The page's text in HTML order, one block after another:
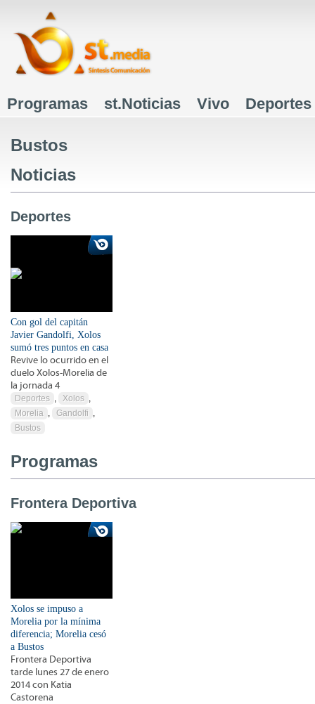
Menú principal
Programas st.Noticias Vivo Deportes
Bustos
Noticias
Deportes
Con gol del capitán
Javier Gandolfi, Xolos
sumó tres puntos en casa
Revive lo ocurrido en el
duelo Xolos-Morelia de
la jornada 4
Deportes , Xolos ,
Morelia , Gandolfi ,
Bustos
Programas
Frontera Deportiva
Xolos se impuso a
Morelia por la mínima
diferencia; Morelia cesó
a Bustos
Frontera Deportiva
tarde lunes 27 de enero
2014 con Katia
Castorena